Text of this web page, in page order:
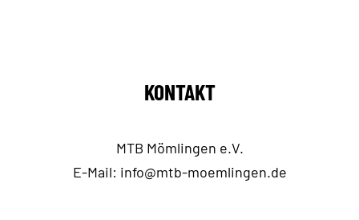
KONTAKT
MTB Mömlingen e.V.
E-Mail: info@mtb-moemlingen.de